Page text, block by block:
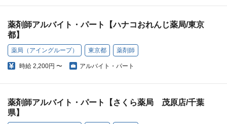
薬剤師アルバイト・パート【ハナコおれんじ薬局/東京
都】
薬局（アイングループ） 東京都 薬剤師
時給 2,200円 〜 アルバイト・パート
薬剤師アルバイト・パート【さくら薬局 茂原店/千葉
県】